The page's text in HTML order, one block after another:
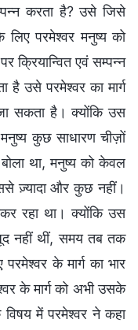
करता है? उसे जिसे
लिए परमेश्वर मनुष्य को
क्रियान्वित एवं सम्पन्न
है उसे परमेश्वर का मार्ग
सकता है। क्योंकि उस
कुछ साधारण चीज़ों
था, मनुष्य को केवल
ज़्यादा और कुछ नहीं।
रहा था। क्योंकि उस
नहीं थीं, समय तब तक
के मार्ग का भार
के मार्ग को अभी उसके
में परमेश्वर ने कहा